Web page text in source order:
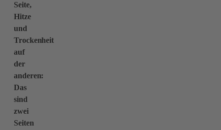
Seite,
Hitze
und
Trockenheit
auf
der
anderen:
Das
sind
zwei
Seiten